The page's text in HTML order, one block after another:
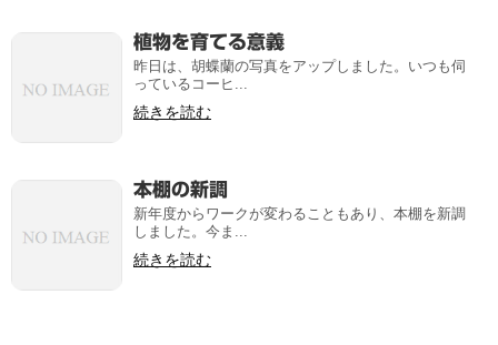
植物を育てる意義
昨日は、胡蝶蘭の写真をアップしました。いつも伺
っているコーヒ...
続きを読む
本棚の新調
新年度からワークが変わることもあり、本棚を新調
しました。今ま...
続きを読む